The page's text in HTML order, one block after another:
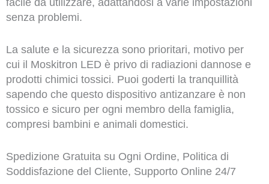
facile da utilizzare, adattandosi a varie impostazioni
senza problemi.
La salute e la sicurezza sono prioritari, motivo per
cui il Moskitron LED è privo di radiazioni dannose e
prodotti chimici tossici. Puoi goderti la tranquillità
sapendo che questo dispositivo antizanzare è non
tossico e sicuro per ogni membro della famiglia,
compresi bambini e animali domestici.
Spedizione Gratuita su Ogni Ordine, Politica di
Soddisfazione del Cliente, Supporto Online 24/7